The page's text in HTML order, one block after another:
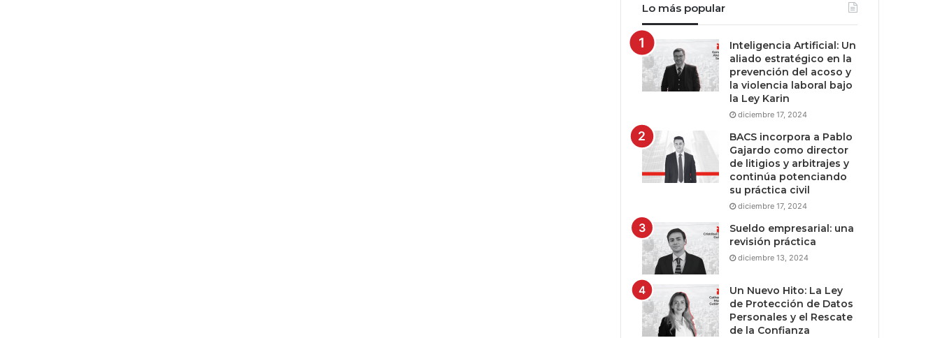
Lo más popular
Inteligencia Artificial: Un
aliado estratégico en la
prevención del acoso y
la violencia laboral bajo
la Ley Karin
diciembre 17, 2024
BACS incorpora a Pablo
Gajardo como director
de litigios y arbitrajes y
continúa potenciando
su práctica civil
diciembre 17, 2024
Sueldo empresarial: una
revisión práctica
diciembre 13, 2024
Un Nuevo Hito: La Ley
de Protección de Datos
Personales y el Rescate
de la Confianza